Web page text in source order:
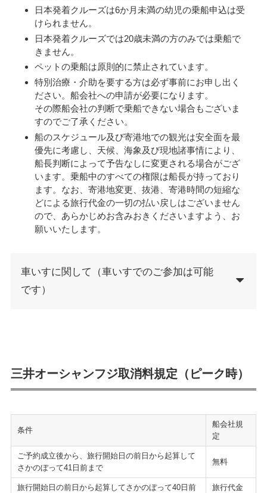
日本発着クルーズは6か月未満の幼児の乗船申込は受
けられません。
日本発着クルーズでは20歳未満の方のみでは乗船で
きません。
ペットの乗船は原則的に禁止されています。
特別治療・介助を要する方は必ず事前にお申し出く
ださい。船会社への申請が必要になります。
その際船会社の判断で乗船できない場合もございま
すのでご了承ください。
船のスケジュール及び寄港地での観光は安全面を最
優先に考慮し、天候、海象及び現地諸事情により、
船長判断によって予告なしに変更される場合がござ
います。乗船中のすべての権限は船長が持っており
ます。なお、寄港地変更、抜港、寄港時間の短縮な
どによる旅行代金の一切の払い戻しはございません
ので、あらかじめお含みおきくださいますよう、お
願いいたします。
車いすに関して（車いすでのご参加は可能
です）
三井オーシャンフジ取消料規定（ピーク時）
条件
船会社規
定
ご予約成立後から、旅行開始日の前日から起算して
さかのぼって41日前まで
無料
旅行開始日の前日から起算してさかのぼって40日前
旅行代金